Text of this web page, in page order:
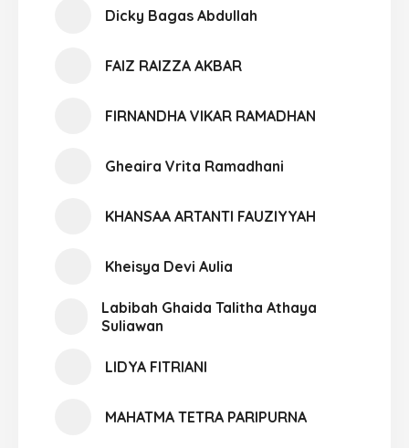
Dicky Bagas Abdullah
FAIZ RAIZZA AKBAR
FIRNANDHA VIKAR RAMADHAN
Gheaira Vrita Ramadhani
KHANSAA ARTANTI FAUZIYYAH
Kheisya Devi Aulia
Labibah Ghaida Talitha Athaya
Suliawan
LIDYA FITRIANI
MAHATMA TETRA PARIPURNA